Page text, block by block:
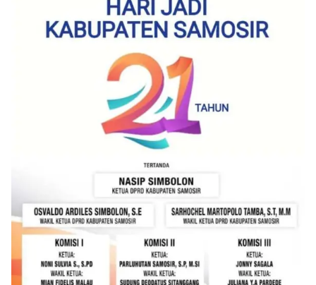
kemerdekaan,” ujar Aiptu Muliyadi Suraukur saat
berdialog dengan warga.‎‎Ia juga menambahkan
agar warga memperhatikan kondisi bendera yang
akan dikibarkan, memastikan bendera dalam
keadaan bersih, tidak sobek, dan layak untuk
dikibarkan sebagai simbol kehormatan
negara.‎‎‎Selain menyampaikan imbauan terkait
bendera, kegiatan sambang DDS ini juga
dimanfaatkan sebagai sarana deteksi dini (early
warning) guna mengantisipasi potensi gangguan
keamanan dan ketertiban masyarakat
(Kamtibmas) di lingkungan tempat tinggal warga.
Melalui interaksi langsung tersebut,
Bhabinkamtibmas dapat menghimpun informasi
awal terkait situasi sosial, potensi kerawanan,
maupun hal-hal yang dapat mengganggu
kondusivitas wilayah, khususnya menjelang
perayaan HUT Kemerdekaan RI yang biasanya
diwarnai dengan berbagai kegiatan dan
keramaian warga.‎‎Dengan adanya deteksi dini ini,